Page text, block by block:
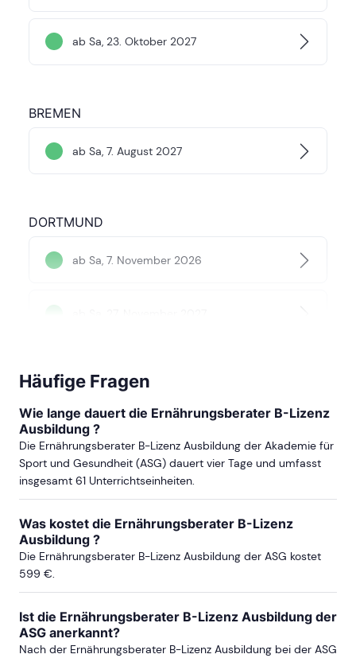
ab Sa, 23. Oktober 2027
BREMEN
ab Sa, 7. August 2027
DORTMUND
ab Sa, 7. November 2026
DÜSSELDORF
ab Sa, 5. September 2026
ab Sa, 4. September 2027
FRANKFURT
ab Sa, 3. April 2027
Häufige Fragen
Wie lange dauert die Ernährungsberater B-Lizenz
Ausbildung ?
Die Ernährungsberater B-Lizenz Ausbildung der Akademie für
Sport und Gesundheit (ASG) dauert vier Tage und umfasst
insgesamt 61 Unterrichtseinheiten.
Was kostet die Ernährungsberater B-Lizenz
Ausbildung ?
Die Ernährungsberater B-Lizenz Ausbildung der ASG kostet
599 €.
Ist die Ernährungsberater B-Lizenz Ausbildung der
ASG anerkannt?
Nach der Ernährungsberater B-Lizenz Ausbildung bei der ASG